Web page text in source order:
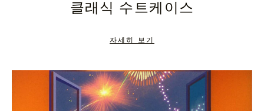
TO
UNMUTE
클래식 수트케이스
자세히 보기